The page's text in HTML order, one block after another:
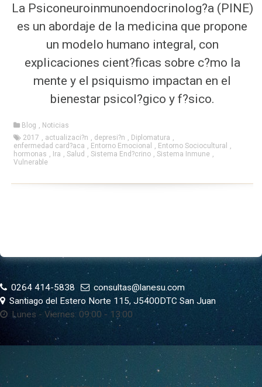
La Psiconeuroinmunoendocrinolog?a (PINE)
es un abordaje de la medicina que propone
un modelo humano integral, con
explicaciones cient?ficas sobre c?mo la
mente y el psiquismo impactan en el
bienestar psicol?gico y f?sico.
Blog
Noticias
2017
actualizaci?n depresi?n Diplomatura
enfermedad card?aca
Entorno Emocional Entorno Sociocultural
hormonas
Ira ,Salud ,Sistema End?crino ,Sistema Inmune
Vulnerable
0264 414-5838
consultas@lanesu.com
Santiago del Estero Norte 115, J5400DTC San Juan
Lunes - Viernes: 09:00 - 13:00